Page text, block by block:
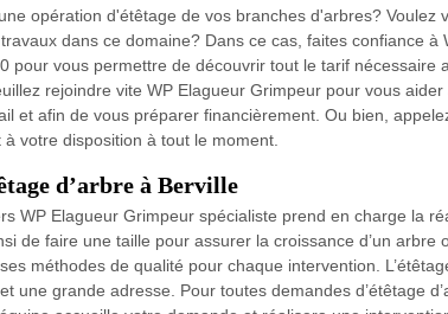
opération d'étêtage de vos branches d'arbres? Voulez
dans ce domaine? Dans ce cas, faites confiance à
pour vous permettre de découvrir tout le tarif nécessaire
rejoindre vite WP Elagueur Grimpeur pour vous
et afin de vous préparer financièrement. Ou bien,
votre disposition à tout le moment.
d’arbre à Berville
WP Elagueur Grimpeur spécialiste prend en charge la
de faire une taille pour assurer la croissance d’un arbre
méthodes de qualité pour chaque intervention.
une grande adresse. Pour toutes demandes d’étêtage